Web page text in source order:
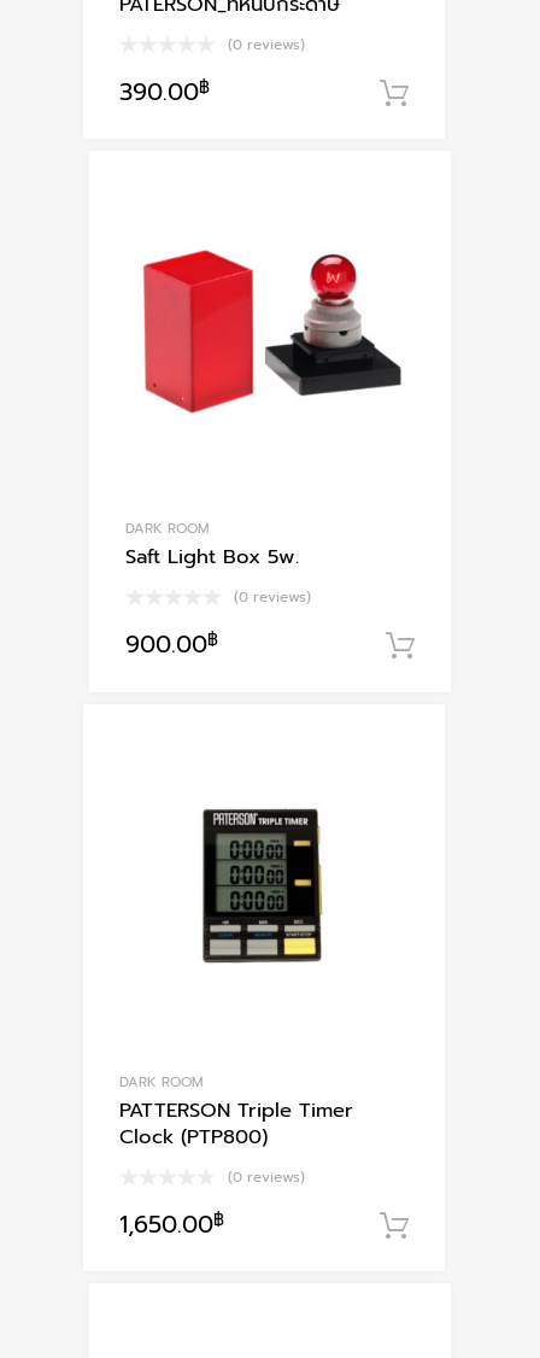
(0 reviews)
390.00฿
DARK ROOM
Saft Light Box 5w.
(0 reviews)
900.00฿
DARK ROOM
PATTERSON Triple Timer
Clock (PTP800)
(0 reviews)
1,650.00฿